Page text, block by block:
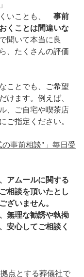
いことも、
事前
くことは間違いな
聞いて本当に良
、たくさんの評価
ことでも、ご希望
けます。例えば、
、ご自宅や喫茶店
ご指定ください。
事前相談"」毎日受
アムールに関する
相談を頂いたとし
ざいません。
無理な勧誘や執拗
安心してご相談く
点とする葬儀社で